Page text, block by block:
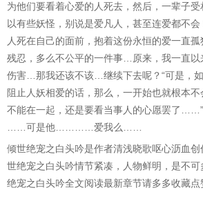
为他们要看着心爱的人死去，然后，一辈子
以有些妖怪，别说是爱凡人，甚至连爱都不
人死在自己的面前，抱着这份永恒的爱一直
残忍，多么不公平的一件事…原来，我一直以
伤害…那我还该不该…继续下去呢？“可是，
阻止人妖相爱的话，那么，一开始也就根本
不能在一起，还是要看当事人的心愿罢了
……可是他…………爱我么……
倾世绝宠之白头吟是作者清浅晓歌呕心沥血
世绝宠之白头吟情节紧凑，人物鲜明，是不
绝宠之白头吟全文阅读最新章节请多多收藏点